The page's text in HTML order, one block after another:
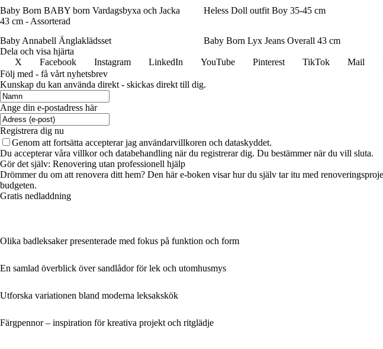
Baby Born BABY born Vardagsbyxa och Jacka
43 cm - Assorterad
Heless Doll outfit Boy 35-45 cm
Baby Annabell Änglaklädsset
Baby Born Lyx Jeans Overall 43 cm
Dela och visa hjärta
X
Facebook Instagram LinkedIn YouTube Pinterest TikTok Mail
Följ med - få vårt nyhetsbrev
Kunskap du kan använda direkt - skickas direkt till dig.
Ange din e-postadress här
Registrera dig nu
Genom att fortsätta accepterar jag användarvillkoren och dataskyddet.
Du accepterar våra villkor och databehandling när du registrerar dig. Du bestämmer när du vill sluta.
Gör det själv: Renovering utan professionell hjälp
Drömmer du om att renovera ditt hem? Den här e-boken visar hur du själv tar itu med
budgeten.
Gratis nedladdning
Olika badleksaker presenterade med fokus på funktion och form
En samlad överblick över sandlådor för lek och utomhusmys
Utforska variationen bland moderna leksakskök
Färgpennor – inspiration för kreativa projekt och ritglädje